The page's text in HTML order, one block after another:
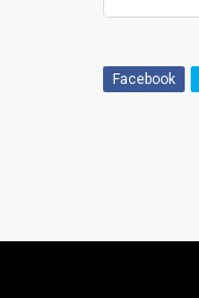
Facebook